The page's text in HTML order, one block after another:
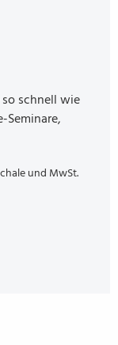
schnell wie
Seminare,
und MwSt.